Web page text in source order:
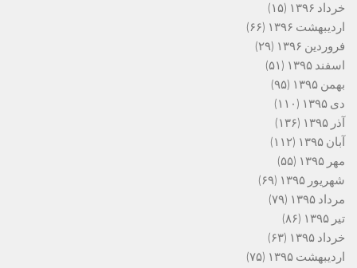
خرداد ۱۳۹۶
(۱۵)
اردیبهشت ۱۳۹۶
(۶۶)
فروردین ۱۳۹۶
(۲۹)
اسفند ۱۳۹۵
(۵۱)
بهمن ۱۳۹۵
(۹۵)
دی ۱۳۹۵
(۱۱۰)
آذر ۱۳۹۵
(۱۳۶)
آبان ۱۳۹۵
(۱۱۲)
مهر ۱۳۹۵
(۵۵)
شهریور ۱۳۹۵
(۶۹)
مرداد ۱۳۹۵
(۷۹)
تیر ۱۳۹۵
(۸۶)
خرداد ۱۳۹۵
(۶۳)
اردیبهشت ۱۳۹۵
(۷۵)